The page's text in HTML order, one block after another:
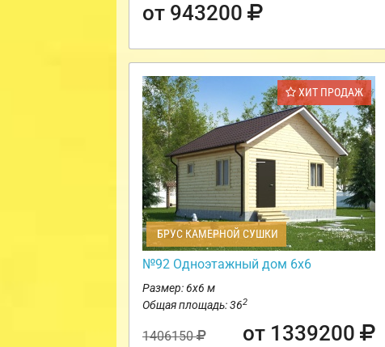
от 943200
ХИТ ПРОДАЖ
БРУС КАМЕРНОЙ СУШКИ
№92 Одноэтажный дом 6х6
Размер: 6х6 м
Общая площадь: 362
1406150 от 1339200